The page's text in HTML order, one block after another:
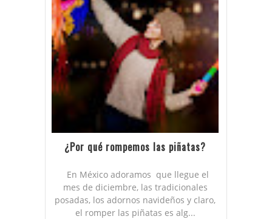
¿Por qué rompemos las piñatas?
En México adoramos que llegue el
mes de diciembre, las tradicionales
posadas, los adornos navideños y claro,
el romper las piñatas es alg...